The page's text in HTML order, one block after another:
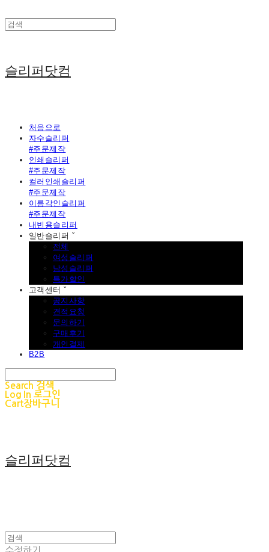
슬리퍼닷컴
처음으로
자수슬리퍼
#주문제작
인쇄슬리퍼
#주문제작
컬러인쇄슬리퍼
#주문제작
이름각인슬리퍼
#주문제작
내빈용슬리퍼
일반슬리퍼 ˇ
전체
여성슬리퍼
남성슬리퍼
특가할인
고객센터 ˇ
공지사항
견적요청
문의하기
구매후기
개인결제
B2B
Search 검색
Log In 로그인
Cart장바구니
슬리퍼닷컴